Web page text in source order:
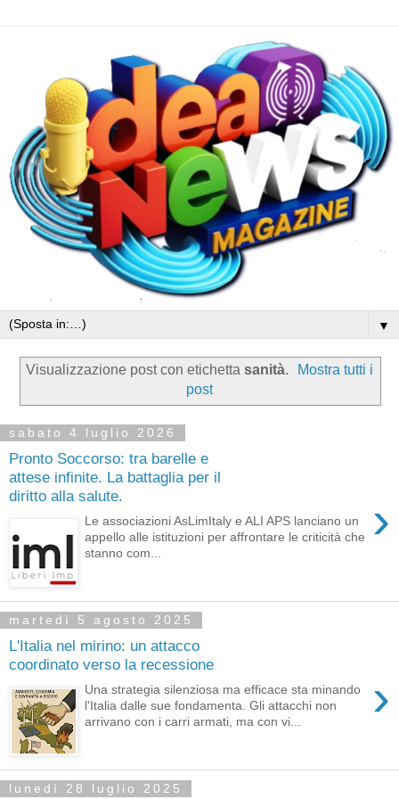
▼
Visualizzazione post con etichetta sanità.
Mostra tutti i
post
sabato 4 luglio 2026
Pronto Soccorso: tra barelle e
attese infinite. La battaglia per il
diritto alla salute.
›
Le associazioni AsLimItaly e ALI APS lanciano un
appello alle istituzioni per affrontare le criticità che
stanno com...
martedì 5 agosto 2025
L'Italia nel mirino: un attacco
coordinato verso la recessione
›
Una strategia silenziosa ma efficace sta minando
l'Italia dalle sue fondamenta. Gli attacchi non
arrivano con i carri armati, ma con vi...
lunedì 28 luglio 2025